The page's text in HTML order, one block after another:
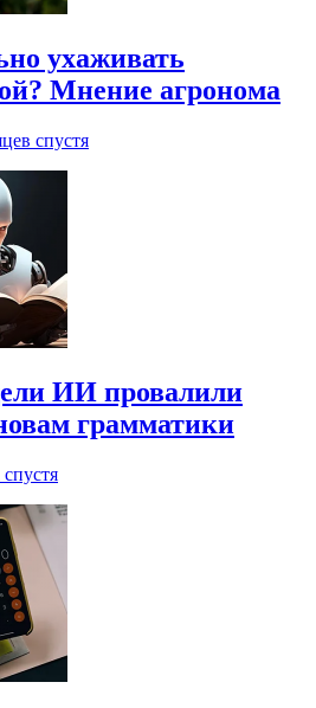
ухаживать
Мнение агронома
спустя
ИИ провалили
грамматики